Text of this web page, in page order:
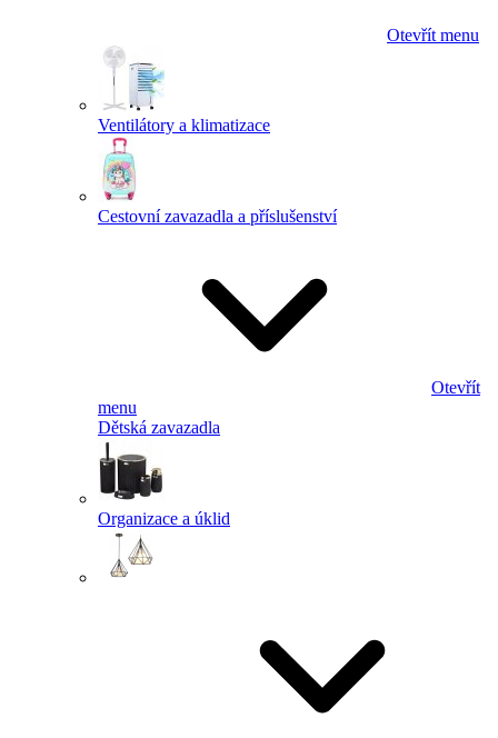
Otevřít menu
Ventilátory a klimatizace
Cestovní zavazadla a příslušenství
Otevřít
menu
Dětská zavazadla
Organizace a úklid